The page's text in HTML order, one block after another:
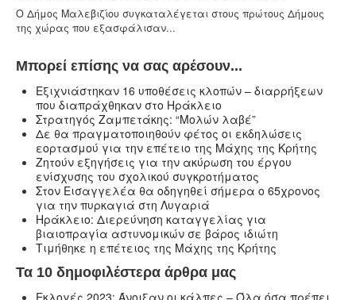
Ο Δήμος Μαλεβιζίου συγκαταλέγεται στους πρώτους Δήμους
της χώρας που εξασφάλισαν...
Μπορεί επίσης να σας αρέσουν...
Eξιχνιάστηκαν 16 υποθέσεις κλοπών – διαρρήξεων
που διαπράχθηκαν στο Ηράκλειο
Στρατηγός Ζαμπετάκης: “Μολών λαβέ”
Δε θα πραγματοποιηθούν φέτος οι εκδηλώσεις
εορτασμού για την επέτειο της Μάχης της Κρήτης
Ζητούν εξηγήσεις για την ακύρωση του έργου
ενίσχυσης του σχολικού συγκροτήματος
Στον Εισαγγελέα θα οδηγηθεί σήμερα ο 65χρονος
για την πυρκαγιά στη Λυγαριά
Ηράκλειο: Διερεύνηση καταγγελίας για
βιαιοπραγία αστυνομικών σε βάρος ιδιώτη
Τιμήθηκε η επέτειος της Μάχης της Κρήτης
Τα 10 δημοφιλέστερα άρθρα μας
Εκλογές 2023: Άνοιξαν οι κάλπες – Όλα όσα πρέπει